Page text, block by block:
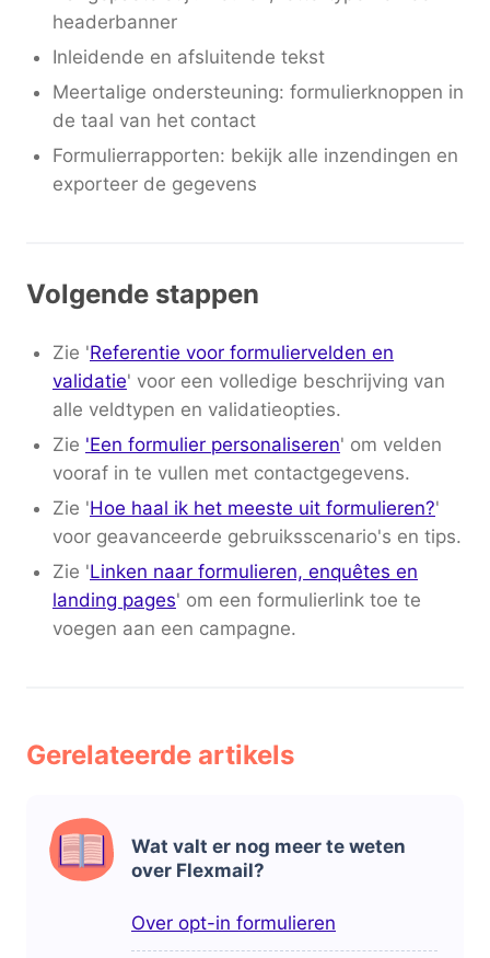
headerbanner
Inleidende en afsluitende tekst
Meertalige ondersteuning: formulierknoppen in
de taal van het contact
Formulierrapporten: bekijk alle inzendingen en
exporteer de gegevens
Volgende stappen
Zie 'Referentie voor formuliervelden en
validatie' voor een volledige beschrijving van
alle veldtypen en validatieopties.
Zie 'Een formulier personaliseren' om velden
vooraf in te vullen met contactgegevens.
Zie 'Hoe haal ik het meeste uit formulieren?'
voor geavanceerde gebruiksscenario's en tips.
Zie 'Linken naar formulieren, enquêtes en
landing pages' om een formulierlink toe te
voegen aan een campagne.
Gerelateerde artikels
Wat valt er nog meer te weten
over Flexmail?
Over opt-in formulieren